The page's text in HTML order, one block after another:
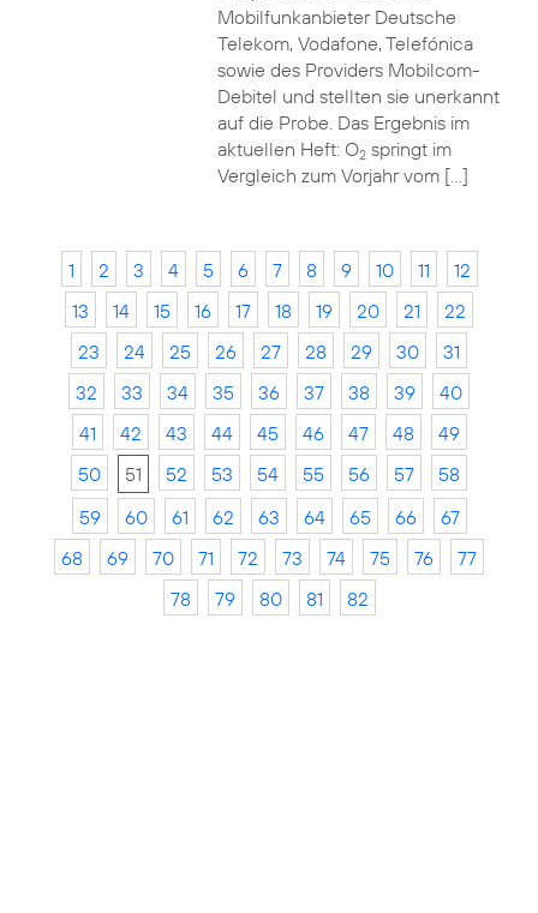
Mobilfunkanbieter Deutsche
Telekom, Vodafone, Telefónica
sowie des Providers Mobilcom-
Debitel und stellten sie unerkannt
auf die Probe. Das Ergebnis im
aktuellen Heft: O2springt im
Vergleich zum Vorjahr vom […]
1 2 3 4 5 6 7 8 9 10 11
12
13
14 15 16 17 18 19 20 21
22
23
24 25 26 27 28 29 30
31
32
33 34 35 36 37 38 39
40
41
42 43 44 45 46 47 48
49
50
51 52 53 54 55 56 57
58
59
60 61 62 63 64 65 66
67
68
69 70 71 72 73 74 75 76
77
78
79 80 81 82